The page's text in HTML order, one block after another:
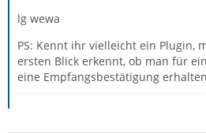
lg wewa
PS: Kennt ihr vielleicht ein Plugin,
ersten Blick erkennt, ob man für
eine Empfangsbestätigung